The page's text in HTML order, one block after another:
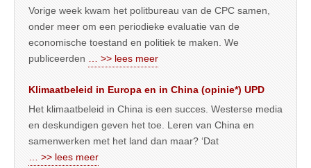
Vorige week kwam het politbureau van de CPC samen,
onder meer om een periodieke evaluatie van de
economische toestand en politiek te maken. We
publiceerden … >> lees meer
Klimaatbeleid in Europa en in China (opinie*) UPD
Het klimaatbeleid in China is een succes. Westerse media
en deskundigen geven het toe. Leren van China en
samenwerken met het land dan maar? ‘Dat
… >> lees meer